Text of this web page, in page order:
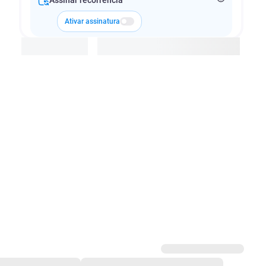
Ativar assinatura